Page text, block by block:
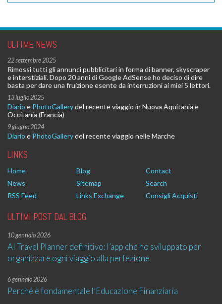
ULTIME NEWS
22 settembre 2025
Rimossi tutti gli annunci pubblicitari in forma di banner, skyscraper
e interstiziali. Dopo 20 anni di Google AdSense ho deciso di dire
basta per dare una fruizione esente da interruzioni ai miei 5 lettori.
13 luglio 2025
Diario e PhotoGallerydel recente viaggio in Nuova Aquitania e
Occitania (Francia)
9 giugno 2024
Diario e PhotoGallerydel recente viaggio nelle Marche
LINKS
Home Blog
Contact
News
Sitemap
Search
RSS Feed
Links Exchange Consigli Acquisti
ULTIMI POST DAL BLOG
10 gennaio 2026
AI Travel Planner definitivo: l’app che ho sviluppato per
organizzare ogni viaggio alla perfezione
6 gennaio 2026
Perché è fondamentale l’Educazione Finanziaria